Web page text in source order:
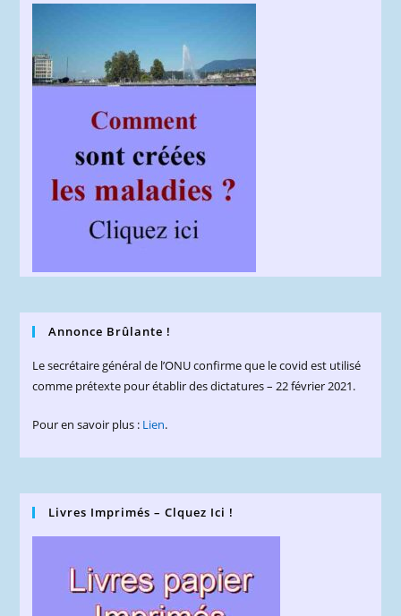
Annonce Brûlante !
Le secrétaire général de l’ONU confirme que le covid est utilisé
comme prétexte pour établir des dictatures – 22 février 2021.
Pour en savoir plus : Lien.
Livres Imprimés – Clquez Ici !